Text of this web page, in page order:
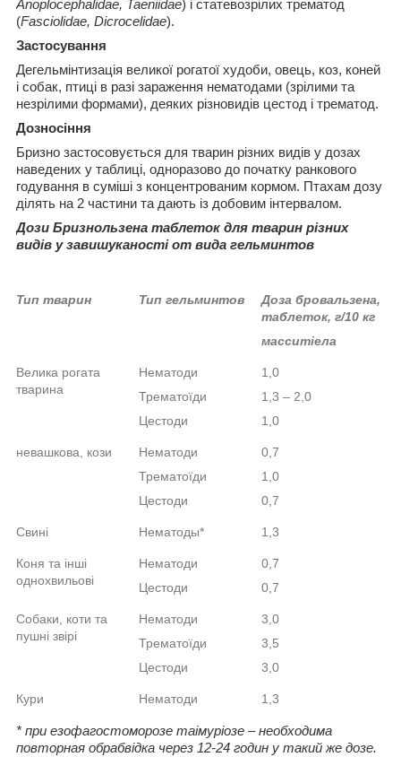
Anoplocephalidae, Taeniidae) і статевозрілих трематод
(Fasciolidae, Dicrocelidaе).
Застосування
Дегельмінтизація великої рогатої худоби, овець, коз, коней
і собак, птиці в разі зараження нематодами (зрілими та
незрілими формами), деяких різновидів цестод і трематод.
Дозносіння
Бризно застосовується для тварин різних видів у дозах
наведених у таблиці, одноразово до початку ранкового
годування в суміші з концентрованим кормом. Птахам дозу
ділять на 2 частини та дають із добовим інтервалом.
Дози Бризнользена таблеток для тварин різних
видів у завишуканостіот вида гельминтов
Тип тварин Тип гельминтов Доза бровальзена,
таблеток, г/10 кг
масситіела
Велика рогата
тварина
Нематоди
Трематоїди
Цестоди
1,0
1,3 – 2,0
1,0
невашкова, кози
Нематоди
Трематоїди
Цестоди
0,7
1,0
0,7
Свині Нематоды* 1,3
Коня та інші
однохвильові
Нематоди
Цестоди
0,7
0,7
Собаки, коти та
пушні звірі
Нематоди
Трематоїди
Цестоди
3,0
3,5
3,0
Кури Нематоди 1,3
* при езофагостоморозе таімуріозе – необходима
повторная обрабвідка через 12-24 годин у такий же дозе.